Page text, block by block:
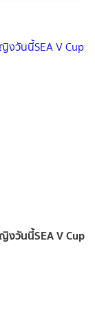
วันนี้SEA V Cup